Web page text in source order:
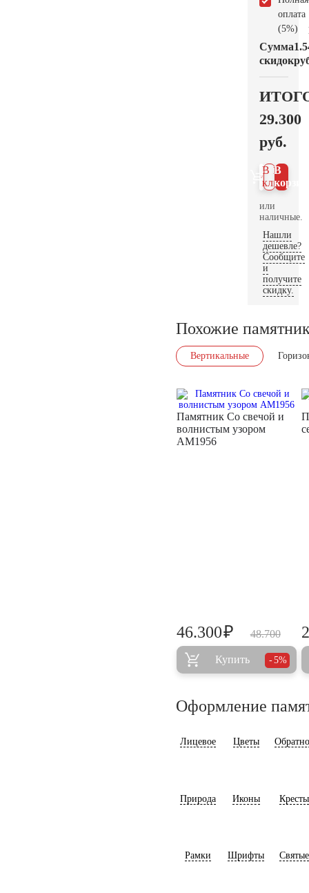
оплата
(5%)
Сумма
скидок
29.300
руб.
В
В 1
клик
или
наличные.
Нашли
дешевле?
Сообщите
и
получите
скидку.
Похожие
Вертикальные
Памятник Со свечой и
волнистым узором
AM1956
48.700
46.300₽
Купить 5%
Оформление
Лицевое Цветы
Природа Иконы Кресты
Рамки Шрифты Святые